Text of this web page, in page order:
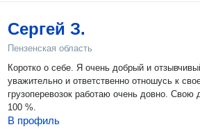
Сергей З.
Пензенская область
Коротко о себе. Я очень добрый и
уважительно и ответственно отношусь к
грузоперевозок работаю очень довно. Свою
100 %.
В профиль